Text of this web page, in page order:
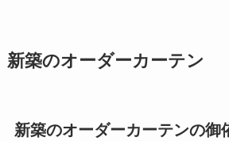
新築のオーダーカーテン
新築のオーダーカーテンの御